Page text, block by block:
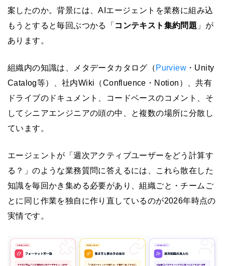
案したのか。背景には、AIエージェントを業務に組み込
もうとすると毎回ぶつかる「 コンテキスト集約問題 」が
あります。
組織内の知識は、メタデータカタログ（ Purview ・Unity
Catalog等）、社内Wiki（Confluence・Notion）、共有
ドライブのドキュメント、コードベースのコメント、そ
してシニアエンジニアの頭の中、と複数の場所に分散し
ています。
エージェントが「週次アクティブユーザーをどう計算す
る？」のような業務質問に答えるには、これら散在した
知識を毎回かき集める必要があり、組織ごと・チームご
とに同じ作業を独自に作り直しているのが2026年時点の
実情です。